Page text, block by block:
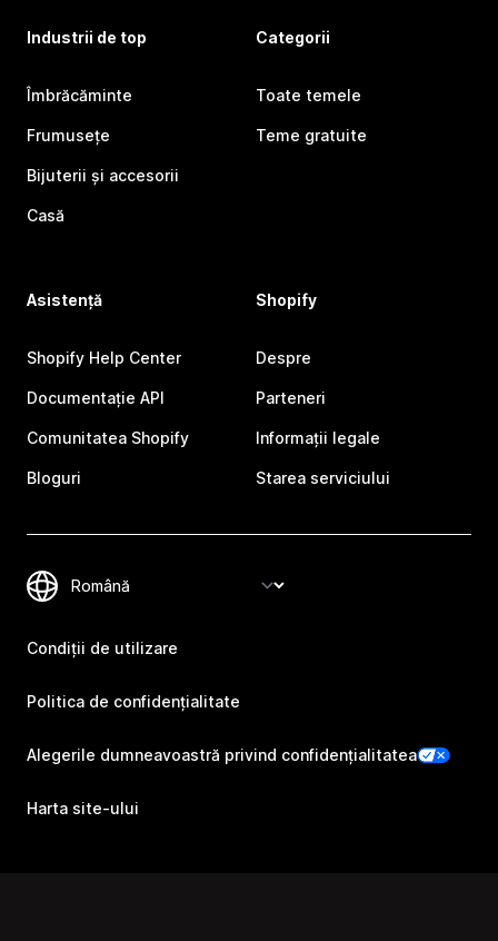
Industrii de top
Îmbrăcăminte
Frumusețe
Bijuterii și accesorii
Casă
Categorii
Toate temele
Teme gratuite
Asistență
Shopify Help Center
Documentație API
Comunitatea Shopify
Bloguri
Shopify
Despre
Parteneri
Informații legale
Starea serviciului
Condiții de utilizare
Politica de confidențialitate
Alegerile dumneavoastră privind confidențialitatea
Harta site-ului